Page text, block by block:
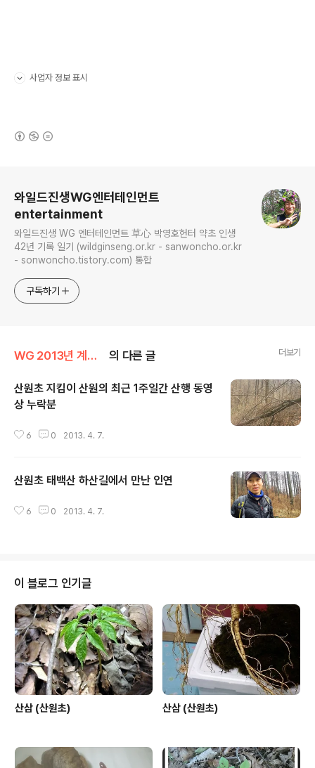
사업자 정보 표시
와일드진생WG엔터테인먼트
entertainment
와일드진생 WG 엔터테인먼트 草心 박영호헌터 약초 인생
42년 기록 일기 (wildginseng.or.kr - sanwoncho.or.kr
- sonwoncho.tistory.com) 통합
구독하기
WG 2013년 계사년 기록 의 다른 글 더보기
산원초 지킴이 산원의 최근 1주일간 산행 동영
상 누락분
6 0 2013. 4. 7.
산원초 태백산 하산길에서 만난 인연
6 0 2013. 4. 7.
이 블로그 인기글
산삼 (산원초) 산삼 (산원초)